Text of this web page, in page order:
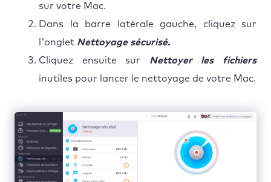
sur votre Mac.
Dans la barre latérale gauche, cliquez sur
l'onglet Nettoyage sécurisé.
Cliquez ensuite sur Nettoyer les fichiers
inutiles pour lancer le nettoyage de votre Mac.